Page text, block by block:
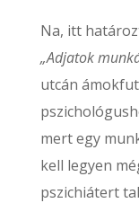
Na, itt
„Adjatok
utcán
mert egy
kell legyen
pszichiátert